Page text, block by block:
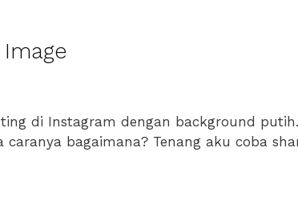
di Instagram dengan background putih.
bagaimana? Tenang aku coba